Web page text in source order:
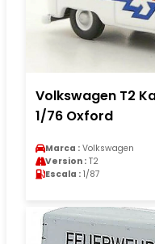
Volkswagen T2
1/76 Oxford
Marca : Volkswagen
Version : T2
Escala : 1/87